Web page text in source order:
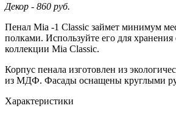
Декор - 860 руб.
Пенал Mia -1 Classic займет минимум
полками. Используйте его для
коллекции Mia Classic.
Корпус пенала изготовлен из
из МДФ. Фасады оснащены круглыми
Характеристики